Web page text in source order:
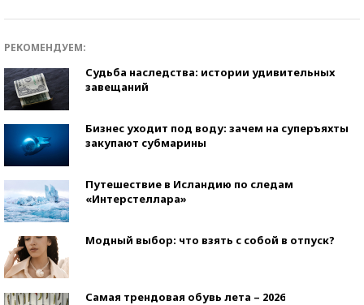
РЕКОМЕНДУЕМ:
Судьба наследства: истории удивительных
завещаний
Бизнес уходит под воду: зачем на суперъяхты
закупают субмарины
Путешествие в Исландию по следам
«Интерстеллара»
Модный выбор: что взять с собой в отпуск?
Самая трендовая обувь лета – 2026